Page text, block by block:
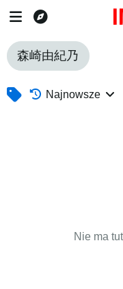
森崎由紀乃
Najnowsze
Nie ma